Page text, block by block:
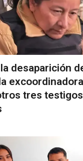
desaparición
tres